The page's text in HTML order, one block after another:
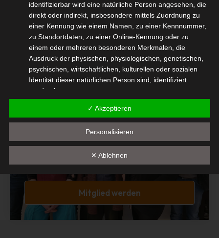
Diesen Beitrag teilen
Mitglied Werden
Interessengemeinschaft der
selbständigen DienstleisterInnen in der
Veranstaltungswirtschaft e.V.
Mitglied werden
identifizierbar wird eine natürliche Person angesehen, die
direkt oder indirekt, insbesondere mittels Zuordnung zu
einer Kennung wie einem Namen, zu einer Kennnummer,
zu Standortdaten, zu einer Online-Kennung oder zu
einem oder mehreren besonderen Merkmalen, die
Ausdruck der physischen, physiologischen, genetischen,
psychischen, wirtschaftlichen, kulturellen oder sozialen
Identität dieser natürlichen Person sind, identifiziert
werden kann.
b) betroffene Person
Betroffene Person ist jede identifizierte oder
identifizierbare natürliche Person, deren
personenbezogene Daten von dem für die Verarbeitung
Verantwortlichen verarbeitet werden.
Verfahren ausgeführte Vorgang oder jede solche
Vorgangsreihe im Zusammenhang mit
personenbezogenen Daten wie das Erheben, das
✓ Akzeptieren
Personalisieren
✕ Ablehnen